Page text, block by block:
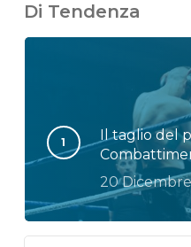
Di Tendenza
Il taglio del
20